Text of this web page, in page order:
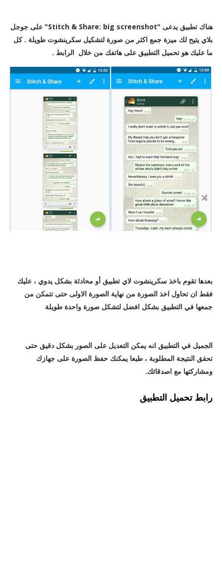
هناك تطبيق يدعى "Stitch & Share: big screenshot" على جوجل
بلاي يتيح لك ميزة جمع اكثر من صورة لتشكيل سكرينشوت طويلة . كل
ما عليك هو تحميل التطبيق على هاتفك من خلال الرابط .
بعدها تقوم باخذ سكرينشوت لاي تطبيق أو محادثة بشكل يدوي ، عليك
فقط ان تحاول اخذ الصورة من نهاية الصورة الاولى حتى تتمكن من
جمعها في التطبيق بشكل افضل لتشكل صورة واحدة طويلة
الجميل في التطبيق انه يمكن التعديل على الصور بشكل دقيق حتى
تحقق النتيجة المطلوبة ، طبعا يمكنك حفظ الصورة على جهازك
ومشاركتها مع اصدقائك.
رابط تحميل التطبيق